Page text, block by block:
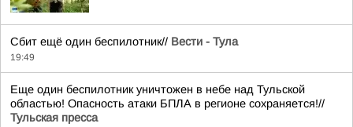
Сбит ещё один беспилотник// Вести - Тула
19:49
Еще один беспилотник уничтожен в небе над Тульской
областью! Опасность атаки БПЛА в регионе сохраняется!//
Тульская пресса